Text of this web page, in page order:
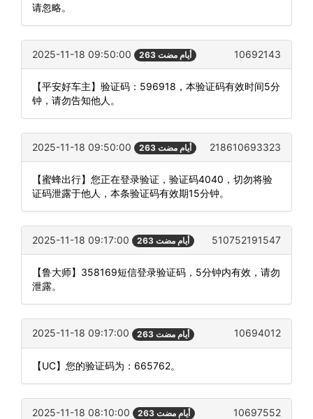
请忽略。
2025-11-18 09:50:00 263 أيام مضت 10692143
【平安好车主】验证码：596918，本验证码有效时间5分
钟，请勿告知他人。
2025-11-18 09:50:00 263 أيام مضت 218610693323
【蜜蜂出行】您正在登录验证，验证码4040，切勿将验
证码泄露于他人，本条验证码有效期15分钟。
2025-11-18 09:17:00 263 أيام مضت 510752191547
【鲁大师】358169短信登录验证码，5分钟内有效，请勿
泄露。
2025-11-18 09:17:00 263 أيام مضت 10694012
【UC】您的验证码为：665762。
2025-11-18 08:10:00 263 أيام مضت 10697552